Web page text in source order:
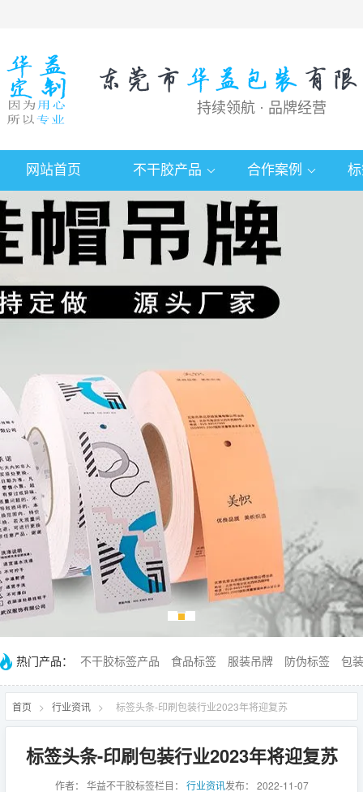
持续领航 · 品牌经营
网站首页 不干胶产品 合作案例
热门产品： 不干胶标签产品 食品标签 服装吊牌 防伪标签 包
首页 > 行业资讯 > 标签头条-印刷包装行业2023年将迎复苏
标签头条-印刷包装行业2023年将迎复苏
作者： 华益不干胶标签栏目： 行业资讯发布： 2022-11-07